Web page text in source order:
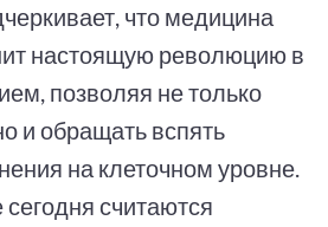
что медицина
настоящую революцию в
позволяя не только
и обращать вспять
на клеточном уровне.
считаются